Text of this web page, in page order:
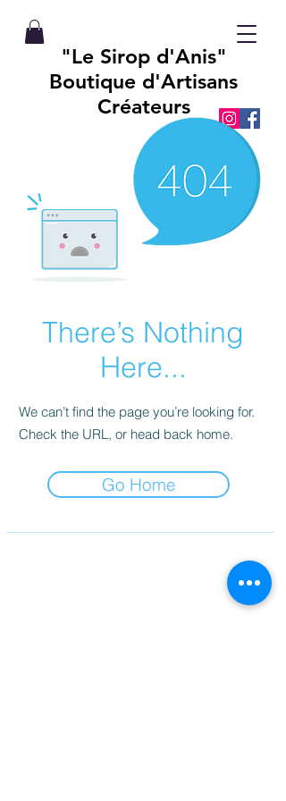
"Le Sirop d'Anis"
Boutique d'Artisans
Créateurs
There’s Nothing
Here...
We can’t find the page you’re looking for.
Check the URL, or head back home.
Go Home